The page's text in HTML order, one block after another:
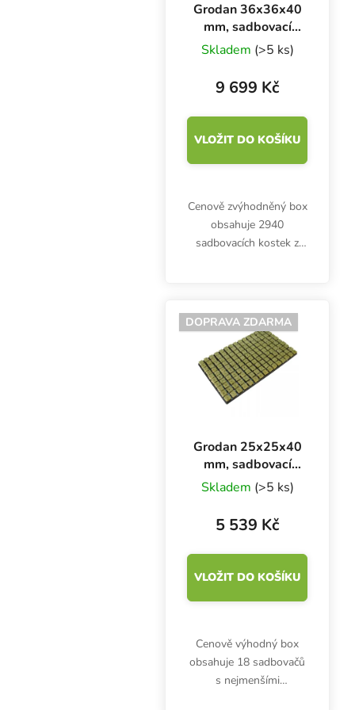
Grodan 36x36x40
mm, sadbovací
rockwool kostky s
dírou, BOX 2940
KS
Skladem (>5 ks)
9 699 Kč
VLOŽIT DO KOŠÍKU
Cenově zvýhodněný box
obsahuje 2940
sadbovacích kostek z
médium je vhodné pro
zakořenění sazenic a
řízků v propagátorech
a...
DOPRAVA ZDARMA
Grodan 25x25x40
mm, sadbovací
rockwool kostky s
dírou a
sadbovačem 150
ks, BOX 18 KS
Skladem (>5 ks)
5 539 Kč
VLOŽIT DO KOŠÍKU
Cenově výhodný box
obsahuje 18 sadbovačů
s nejmenšími